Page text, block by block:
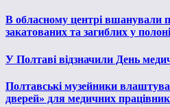
В обласному центрі вшанували
закатованих та загиблих у полоні
У Полтаві відзначили День
Полтавські музейники
дверей» для медичних